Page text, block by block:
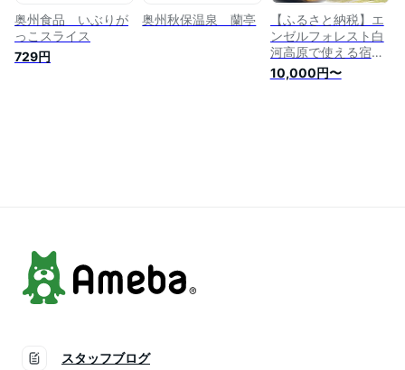
奥州食品 いぶりが
っこスライス
729円
奥州秋保温泉 蘭亭
【ふるさと納税】エ
ンゼルフォレスト白
河高原で使える宿泊
クーポン券 金額が選
べる 3000円相当～
10,000円〜
スタッフブログ